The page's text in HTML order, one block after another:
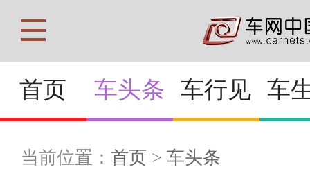
首页 车头条 车行见 车
当前位置： 首页 > 车头条